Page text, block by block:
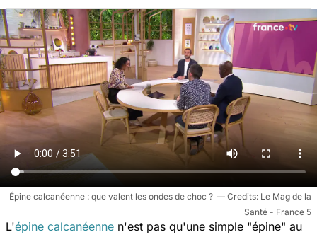
Épine calcanéenne : que valent les ondes de choc ?
Le Mag de la
Santé - France 5
L'épine calcanéenne n'est pas qu'une simple "épine" au